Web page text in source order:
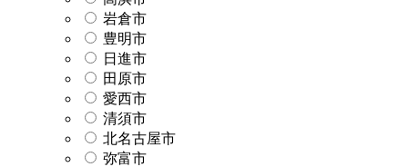
岩倉市
豊明市
日進市
田原市
愛西市
清須市
北名古屋市
弥富市